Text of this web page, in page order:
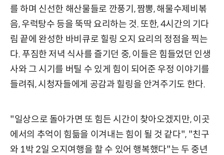
를 하며 신선한 해산물들로 깐풍기, 짬뽕, 해물수제비볶
음, 우럭탕수 등을 뚝딱 요리하는 것. 또한, 4시간의 기다
림 끝에 완성한 바비큐로 힐링 오지 요리의 정점을 찍는
다. 푸짐한 저녁 식사를 즐기던 중, 이들은 힘들었던 인생
사와 그 시기를 버틸 수 있게 힘이 되어준 우정 이야기를
들려줘, 시청자들에게 공감과 힐링을 안겨주기도 한다.
"일상으로 돌아가면 또 힘든 시간이 찾아오겠지만, 이곳
에서의 추억이 힘듦을 이겨내는 힘이 될 것 같다", "친구
와 1박 2일 오지여행을 할 수 있어 행복했다"는 두 중년